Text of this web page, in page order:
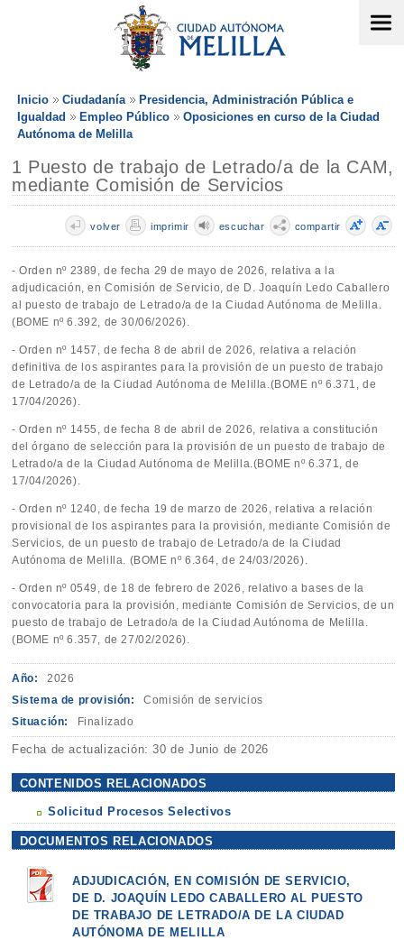
Inicio Ciudadanía
Presidencia, Administración Pública e
Igualdad
Empleo Público
Oposiciones en curso de la Ciudad
Autónoma de Melilla
1 Puesto de trabajo de Letrado/a de la CAM,
mediante Comisión de Servicios
compartir
escuchar
imprimir
volver
- Orden nº 2389, de fecha 29 de mayo de 2026, relativa a la
adjudicación, en Comisión de Servicio, de D. Joaquín Ledo Caballero
al puesto de trabajo de Letrado/a de la Ciudad Autónoma de Melilla.
(BOME nº 6.392, de 30/06/2026).
- Orden nº 1457, de fecha 8 de abril de 2026, relativa a relación
definitiva de los aspirantes para la provisión de un puesto de trabajo
de Letrado/a de la Ciudad Autónoma de Melilla.(BOME nº 6.371, de
17/04/2026).
- Orden nº 1455, de fecha 8 de abril de 2026, relativa a constitución
del órgano de selección para la provisión de un puesto de trabajo de
Letrado/a de la Ciudad Autónoma de Melilla.(BOME nº 6.371, de
17/04/2026).
- Orden nº 1240, de fecha 19 de marzo de 2026, relativa a relación
provisional de los aspirantes para la provisión, mediante Comisión de
Servicios, de un puesto de trabajo de Letrado/a de la Ciudad
Autónoma de Melilla. (BOME nº 6.364, de 24/03/2026).
- Orden nº 0549, de 18 de febrero de 2026, relativo a bases de la
convocatoria para la provisión, mediante Comisión de Servicios, de un
puesto de trabajo de Letrado/a de la Ciudad Autónoma de Melilla.
(BOME nº 6.357, de 27/02/2026).
Año:
2026
Sistema de provisión:
Comisión de servicios
Situación:
Finalizado
Fecha de actualización: 30 de Junio de 2026
CONTENIDOS RELACIONADOS
Solicitud Procesos Selectivos
DOCUMENTOS RELACIONADOS
ADJUDICACIÓN, EN COMISIÓN DE SERVICIO,
DE D. JOAQUÍN LEDO CABALLERO AL PUESTO
DE TRABAJO DE LETRADO/A DE LA CIUDAD
AUTÓNOMA DE MELILLA